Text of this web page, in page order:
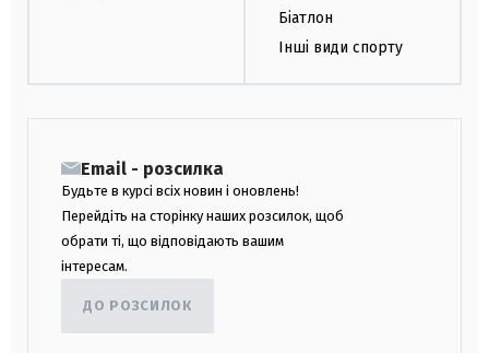
Біатлон
Інші види спорту
Email - розсилка
Будьте в курсі всіх новин і оновлень!
Перейдіть на сторінку наших розсилок, щоб
обрати ті, що відповідають вашим
інтересам.
ДО РОЗСИЛОК